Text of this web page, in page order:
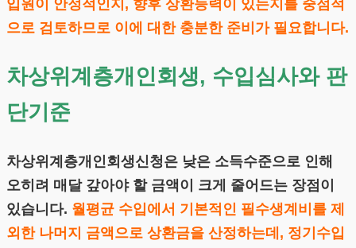
입원이 안정적인지, 향후 상환능력이 있는지를 중점적
으로 검토하므로 이에 대한 충분한 준비가 필요합니다.
차상위계층개인회생, 수입심사와 판
단기준
차상위계층개인회생신청은 낮은 소득수준으로 인해
오히려 매달 갚아야 할 금액이 크게 줄어드는 장점이
있습니다. 월평균 수입에서 기본적인 필수생계비를 제
외한 나머지 금액으로 상환금을 산정하는데, 정기수입